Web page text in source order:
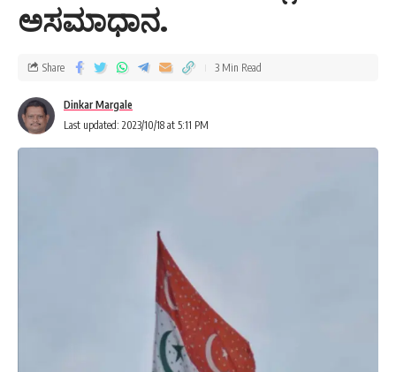
ಅಸಮಾಧಾನ.
Last updated: 2023/10/18 at 5:11 PM
Dinkar Margale
Share 3 Min Read